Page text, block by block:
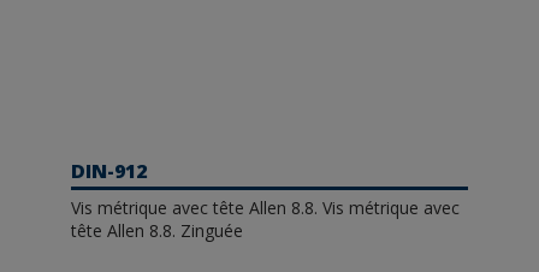
DIN-912
Vis métrique avec tête Allen 8.8. Vis métrique avec
tête Allen 8.8. Zinguée